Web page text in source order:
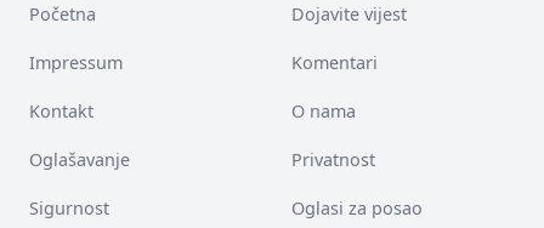
Početna Dojavite vijest
Impressum Komentari
Kontakt O nama
Oglašavanje Privatnost
Sigurnost Oglasi za posao